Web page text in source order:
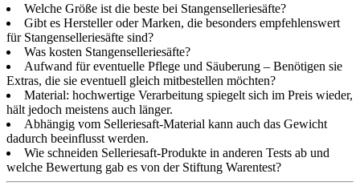
Welche Größe ist die beste bei Stangenselleriesäfte?
Gibt es Hersteller oder Marken, die besonders empfehlenswert
für Stangenselleriesäfte sind?
Was kosten Stangenselleriesäfte?
Aufwand für eventuelle Pflege und Säuberung – Benötigen sie
Extras, die sie eventuell gleich mitbestellen möchten?
Material: hochwertige Verarbeitung spiegelt sich im Preis wieder,
hält jedoch meistens auch länger.
Abhängig vom Selleriesaft-Material kann auch das Gewicht
dadurch beeinflusst werden.
Wie schneiden Selleriesaft-Produkte in anderen Tests ab und
welche Bewertung gab es von der Stiftung Warentest?